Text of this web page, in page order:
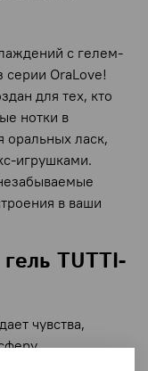
с гелем-
серии OraLove!
для тех, кто
нотки в
оральных ласк,
игрушками.
в ваши
TUTTI-
чувства,